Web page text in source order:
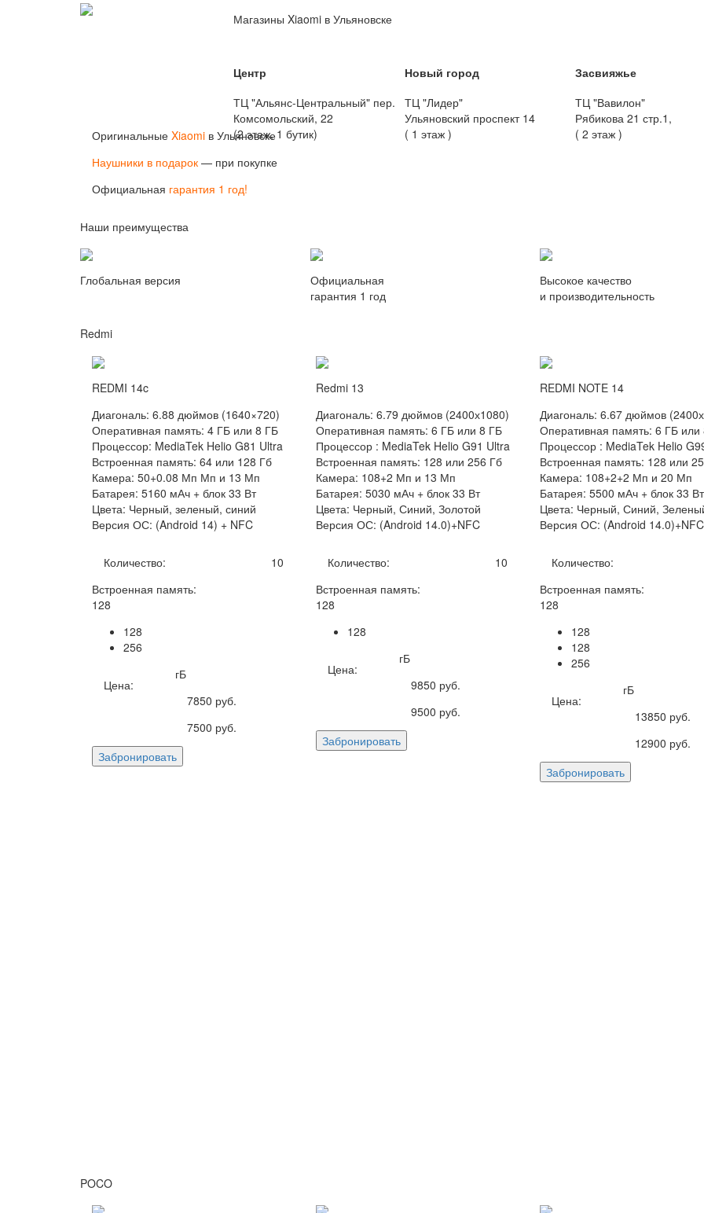
Магазины Xiaomi в Ульяновске
Центр
ТЦ "Альянс-Центральный" пер.
Комсомольский, 22
(2 этаж, 1 бутик)
Новый город
ТЦ "Лидер"
Ульяновский проспект 14
( 1 этаж )
Засвияжье
ТЦ "Вавилон"
Рябикова 21 стр.1,
( 2 этаж )
Оригинальные Xiaomi в Ульяновске
Наушники в подарок — при покупке
Официальная гарантия 1 год!
Наши преимущества
Глобальная версия
Официальная
гарантия 1 год
Высокое качество
и производительность
Redmi
REDMI 14c
Диагональ: 6.88 дюймов (1640×720)
Оперативная память: 4 ГБ или 8 ГБ
Процессор: MediaTek Helio G81 Ultra
Встроенная память: 64 или 128 Гб
Камера: 50+0.08 Мп Мп и 13 Мп
Батарея: 5160 мАч + блок 33 Вт
Цвета: Черный, зеленый, синий
Версия ОС: (Android 14) + NFC
Количество:
10
Встроенная память:
128
128
256
гБ
Цена:
7850 руб.
7500 руб.
Забронировать
Redmi 13
Диагональ: 6.79 дюймов (2400х1080)
Оперативная память: 6 ГБ или 8 ГБ
Процессор : MediaTek Helio G91 Ultra
Встроенная память: 128 или 256 Гб
Камера: 108+2 Мп и 13 Мп
Батарея: 5030 мАч + блок 33 Вт
Цвета: Черный, Синий, Золотой
Версия ОС: (Android 14.0)+NFC
Количество:
10
Встроенная память:
128
128
гБ
Цена:
9850 руб.
9500 руб.
Забронировать
REDMI NOTE 14
Диагональ: 6.67 дюймов
Оперативная память: 6 ГБ или
Процессор : MediaTek Helio
Встроенная память: 128 или
Камера: 108+2+2 Мп и 20 Мп
Батарея: 5500 мАч + блок 33 Вт
Цвета: Черный, Синий,
Версия ОС: (Android 14.0)+NFC
Количество:
Встроенная память:
128
128
128
256
гБ
Цена:
13850 руб.
12900 руб.
Забронировать
POCO